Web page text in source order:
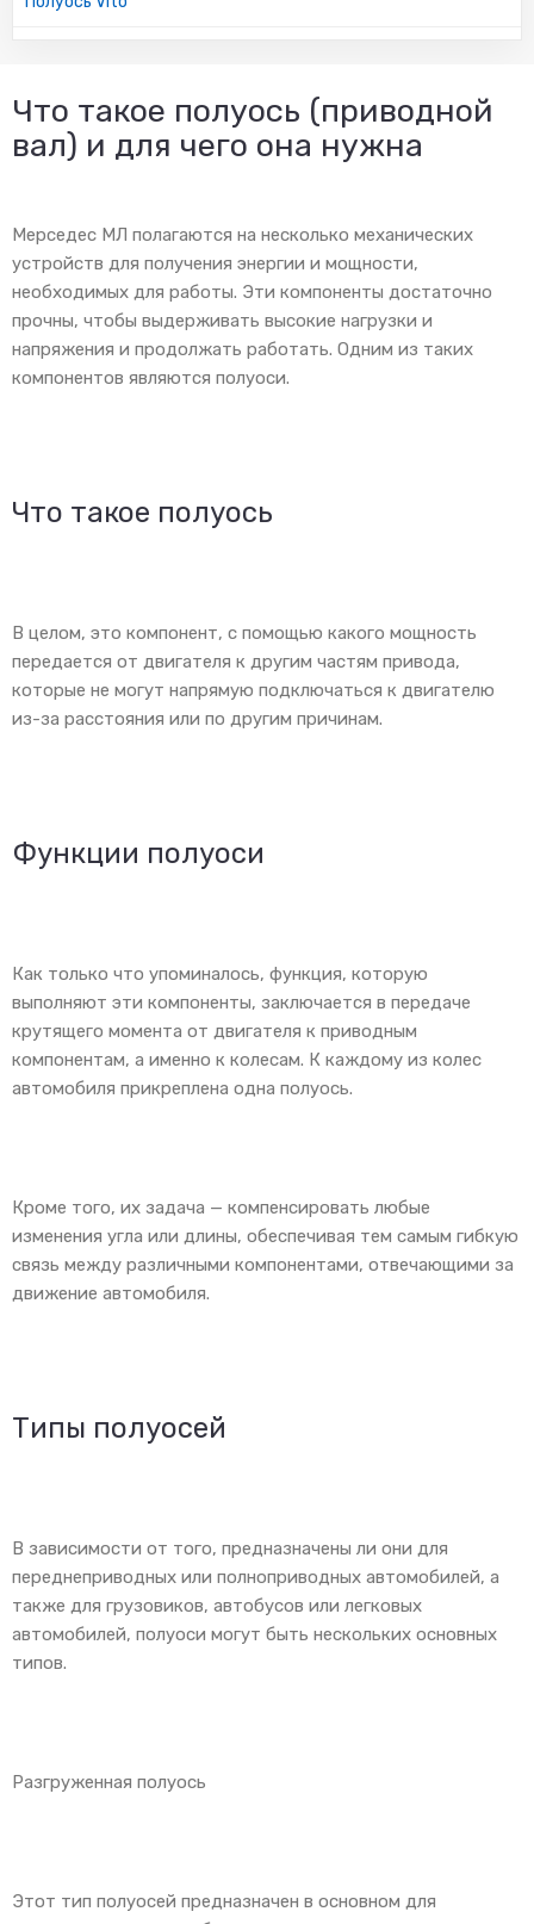
Что такое полуось (приводной
вал) и для чего она нужна
Мерседес МЛ полагаются на несколько механических
устройств для получения энергии и мощности,
необходимых для работы. Эти компоненты достаточно
прочны, чтобы выдерживать высокие нагрузки и
напряжения и продолжать работать. Одним из таких
компонентов являются полуоси.
Что такое полуось
В целом, это компонент, с помощью какого мощность
передается от двигателя к другим частям привода,
которые не могут напрямую подключаться к двигателю
из-за расстояния или по другим причинам.
Функции полуоси
Как только что упоминалось, функция, которую
выполняют эти компоненты, заключается в передаче
крутящего момента от двигателя к приводным
компонентам, а именно к колесам. К каждому из колес
автомобиля прикреплена одна полуось.
Кроме того, их задача — компенсировать любые
изменения угла или длины, обеспечивая тем самым гибкую
связь между различными компонентами, отвечающими за
движение автомобиля.
Типы полуосей
В зависимости от того, предназначены ли они для
переднеприводных или полноприводных автомобилей, а
также для грузовиков, автобусов или легковых
автомобилей, полуоси могут быть нескольких основных
типов.
Разгруженная полуось
Этот тип полуосей предназначен в основном для